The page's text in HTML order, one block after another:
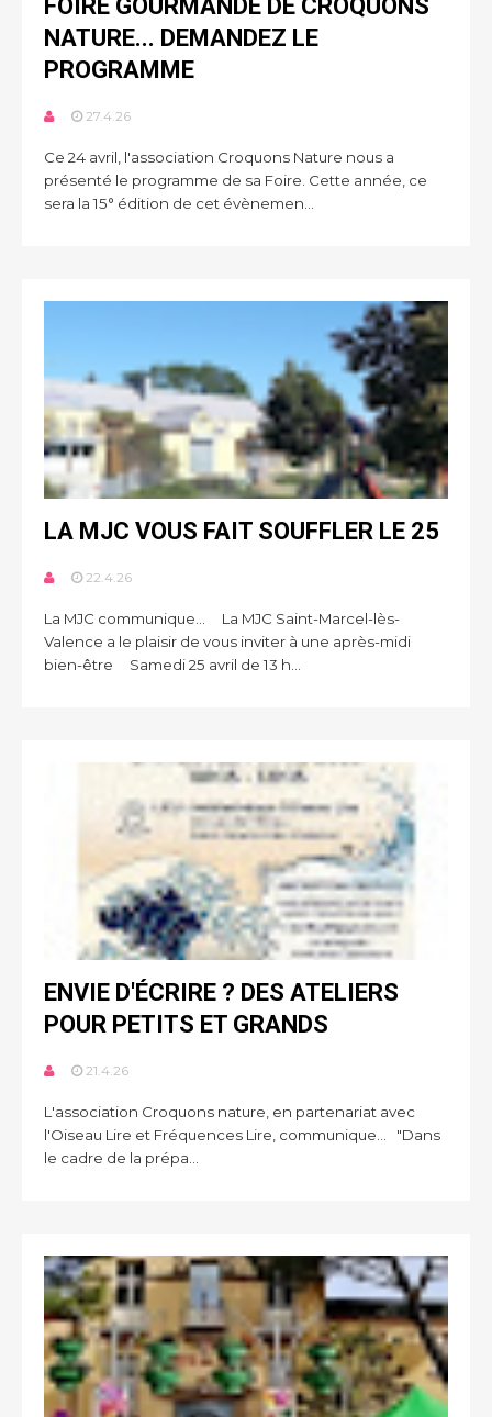
FOIRE GOURMANDE DE CROQUONS
NATURE... DEMANDEZ LE
PROGRAMME
27.4.26
Ce 24 avril, l'association Croquons Nature nous a
présenté le programme de sa Foire. Cette année, ce
sera la 15° édition de cet évènemen...
LA MJC VOUS FAIT SOUFFLER LE 25
22.4.26
La MJC communique... La MJC Saint-Marcel-lès-
Valence a le plaisir de vous inviter à une après-midi
bien-être Samedi 25 avril de 13 h...
ENVIE D'ÉCRIRE ? DES ATELIERS
POUR PETITS ET GRANDS
21.4.26
L'association Croquons nature, en partenariat avec
l'Oiseau Lire et Fréquences Lire, communique... "Dans
le cadre de la prépa...